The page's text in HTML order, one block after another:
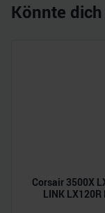
Könnte
Corsair 3500X
LINK